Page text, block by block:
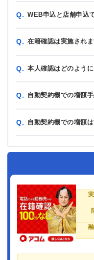
Q. WEB申込と店舗申込
Q. 在籍確認は実施されま
Q. 本人確認はどのよう
Q. 自動契約機での増額
Q. 自動契約機での増額